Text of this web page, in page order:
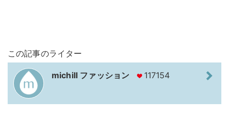
この記事のライター
michill ファッション 117154